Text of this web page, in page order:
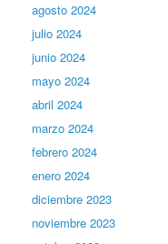
agosto 2024
julio 2024
junio 2024
mayo 2024
abril 2024
marzo 2024
febrero 2024
enero 2024
diciembre 2023
noviembre 2023